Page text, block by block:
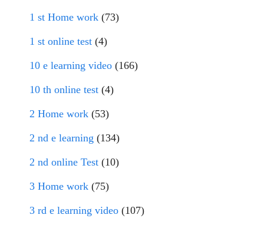
1 st Home work (73)
1 st online test (4)
10 e learning video (166)
10 th online test (4)
2 Home work (53)
2 nd e learning (134)
2 nd online Test (10)
3 Home work (75)
3 rd e learning video (107)